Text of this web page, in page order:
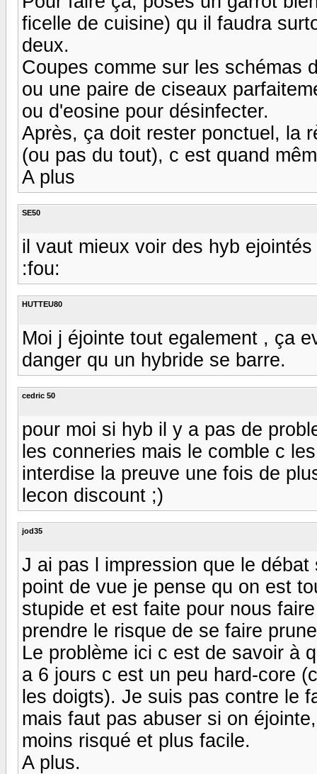
ficelle de cuisine) qu il faudra
deux.
Coupes comme sur les schémas
ou une paire de ciseaux
ou d'eosine pour désinfecter.
Après, ça doit rester ponctuel, la
(ou pas du tout), c est quand
A plus
SE50
il vaut mieux voir des hyb
:fou:
HUTTEU80
Moi j éjointe tout egalement , ça
danger qu un hybride se barre.
cedric 50
pour moi si hyb il y a pas de
les conneries mais le comble c
interdise la preuve une fois de
lecon discount ;)
jod35
J ai pas l impression que le
point de vue je pense qu on est
stupide et est faite pour nous
prendre le risque de se faire
Le problème ici c est de savoir à
a 6 jours c est un peu hard-core
les doigts). Je suis pas contre le
mais faut pas abuser si on
moins risqué et plus facile.
A plus.